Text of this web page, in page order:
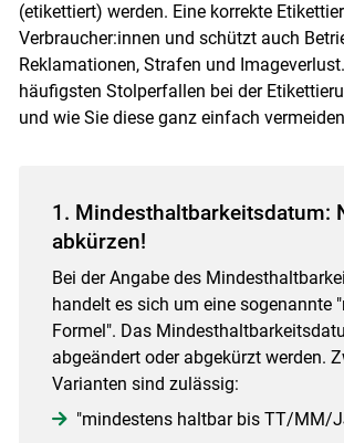
(etikettiert) werden. Eine korrekte
Verbraucher:innen und schützt auch
Reklamationen, Strafen und
häufigsten Stolperfallen bei der
und wie Sie diese ganz einfach
1. Mindesthaltbarkeitsdatum:
abkürzen!
Bei der Angabe des
handelt es sich um eine sogenannte
Formel". Das
abgeändert oder abgekürzt werden.
Varianten sind zulässig:
"mindestens haltbar bis TT/MM/